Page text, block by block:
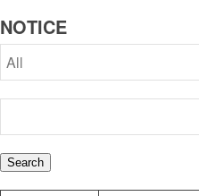
NOTICE
Search